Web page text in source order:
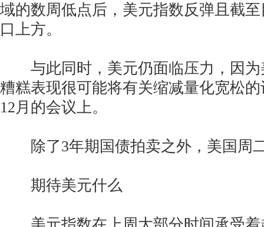
域的数周低点后，美元指数反弹且截
口上方。
与此同时，美元仍面临压力，因为
糟糕表现很可能将有关缩减量化宽松
12月的会议上。
除了3年期国债拍卖之外，美国周
期待美元什么